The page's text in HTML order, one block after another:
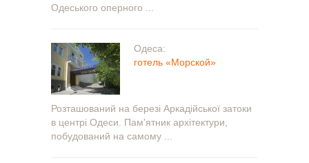
Одеського оперного ...
Одеса:
готель «Морской»
Розташований на березі Аркадійської затоки
в центрі Одеси. Пам'ятник архітектури,
побудований на самому ...